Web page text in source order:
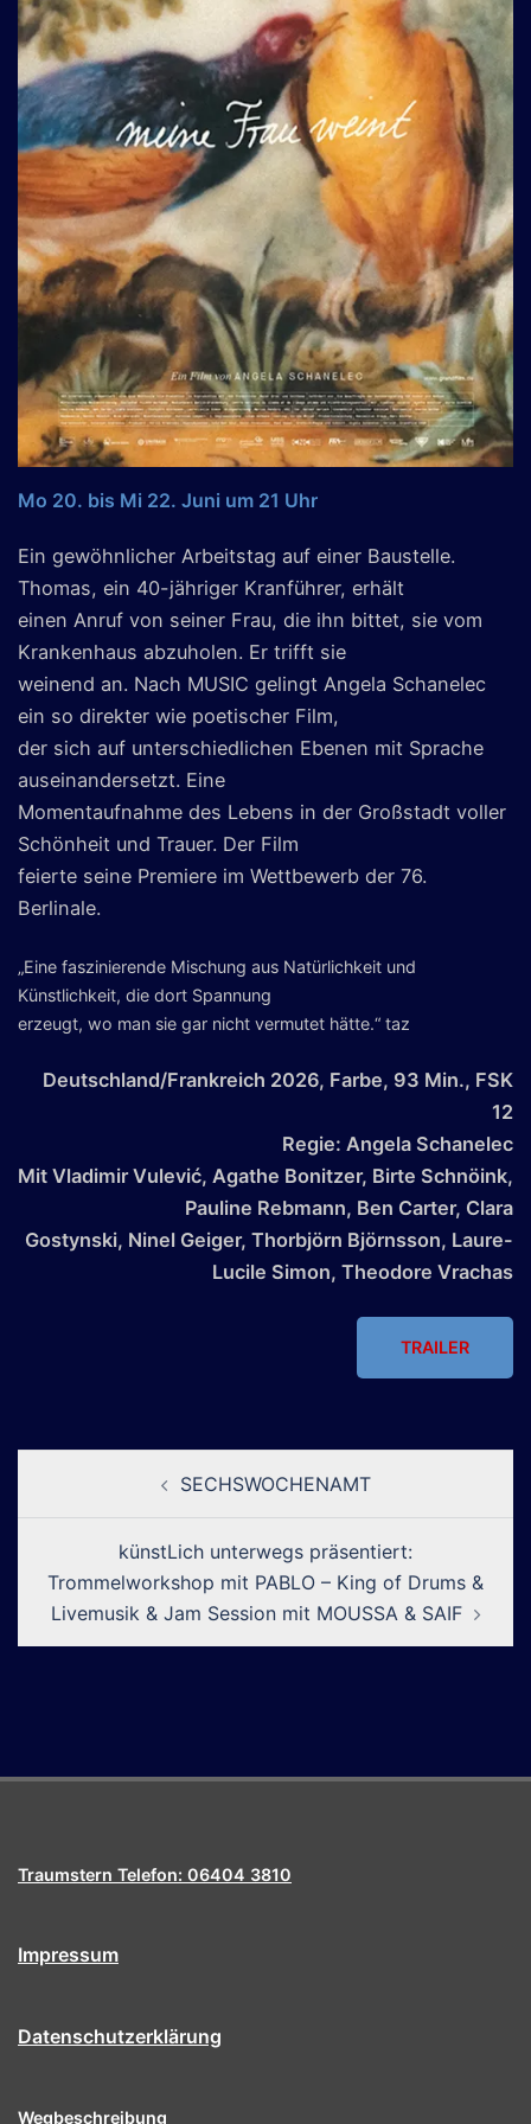
Mo 20. bis Mi 22. Juni um 21 Uhr
Ein gewöhnlicher Arbeitstag auf einer Baustelle.
Thomas, ein 40-jähriger Kranführer, erhält
einen Anruf von seiner Frau, die ihn bittet, sie vom
Krankenhaus abzuholen. Er trifft sie
weinend an. Nach MUSIC gelingt Angela Schanelec
ein so direkter wie poetischer Film,
der sich auf unterschiedlichen Ebenen mit Sprache
auseinandersetzt. Eine
Momentaufnahme des Lebens in der Großstadt voller
Schönheit und Trauer. Der Film
feierte seine Premiere im Wettbewerb der 76.
Berlinale.
„Eine faszinierende Mischung aus Natürlichkeit und
Künstlichkeit, die dort Spannung
erzeugt, wo man sie gar nicht vermutet hätte.“ taz
Deutschland/Frankreich 2026, Farbe, 93 Min., FSK
12
Regie: Angela Schanelec
Mit Vladimir Vulević, Agathe Bonitzer, Birte Schnöink,
Pauline Rebmann, Ben Carter, Clara
Gostynski, Ninel Geiger, Thorbjörn Björnsson, Laure-
Lucile Simon, Theodore Vrachas
TRAILER
SECHSWOCHENAMT
künstLich unterwegs präsentiert:
Trommelworkshop mit PABLO – King of Drums &
Livemusik & Jam Session mit MOUSSA & SAIF
Traumstern Telefon: 06404 3810
Impressum
Datenschutzerklärung
Wegbeschreibung